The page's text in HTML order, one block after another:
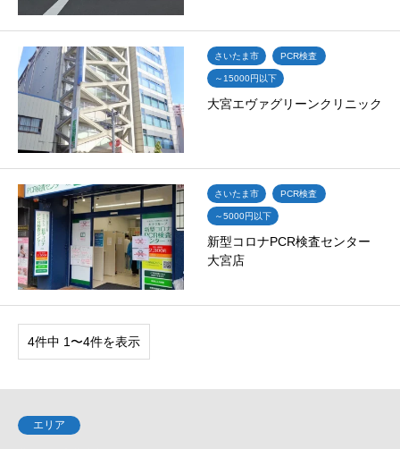
さいたま市 PCR検査
～15000円以下
大宮エヴァグリーンクリニック
さいたま市 PCR検査
～5000円以下
新型コロナPCR検査センター
大宮店
4件中 1〜4件を表示
エリア